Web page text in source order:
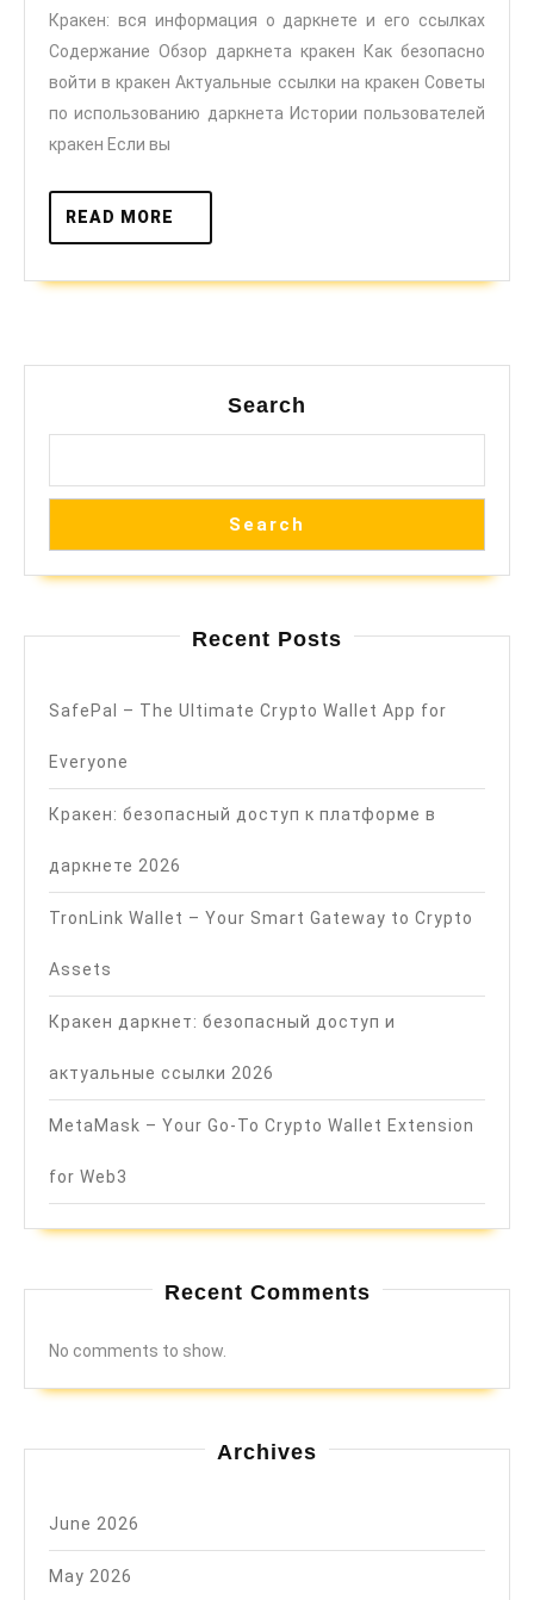
и
его
Кракен: вся информация о даркнете и его ссылках
Содержание Обзор даркнета кракен Как безопасно
войти в кракен Актуальные ссылки на кракен Советы
по использованию даркнета Истории пользователей
кракен Если вы
READ MORE
MORE
Search
Search
Recent Posts
SafePal – The Ultimate Crypto Wallet App for
Everyone
Кракен: безопасный доступ к платформе в
даркнете 2026
TronLink Wallet – Your Smart Gateway to Crypto
Assets
Кракен даркнет: безопасный доступ и
актуальные ссылки 2026
MetaMask – Your Go-To Crypto Wallet Extension
for Web3
Recent Comments
No comments to show.
Archives
June 2026
May 2026